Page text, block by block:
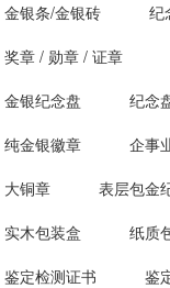
金银条/金银砖
纪
奖章 / 勋章 / 证章
金银纪念盘 纪念
纯金银徽章 企事
大铜章 表层包金
实木包装盒 纸质
鉴定检测证书 鉴